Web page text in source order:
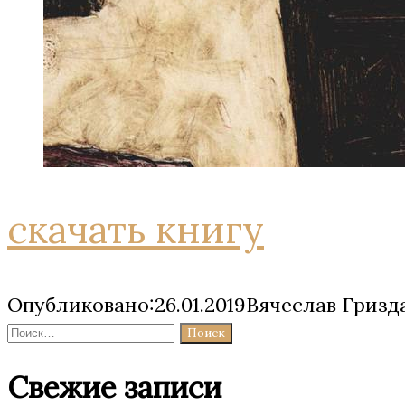
скачать книгу
Опубликовано:26.01.2019Вячеслав
Найти:
Свежие записи